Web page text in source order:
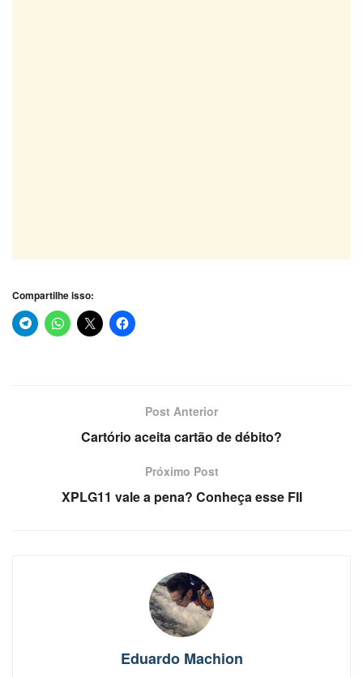
Compartilhe isso:
Post Anterior
Cartório aceita cartão de débito?
Próximo Post
XPLG11 vale a pena? Conheça esse FII
Eduardo Machion